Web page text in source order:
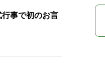
事で初のお言